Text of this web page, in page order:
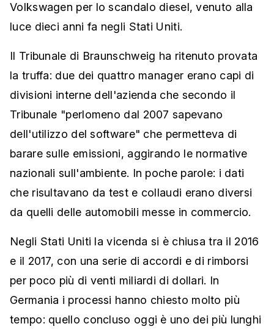
Volkswagen per lo scandalo diesel, venuto alla
luce dieci anni fa negli Stati Uniti.
Il Tribunale di Braunschweig ha ritenuto provata
la truffa: due dei quattro manager erano capi di
divisioni interne dell'azienda che secondo il
Tribunale "perlomeno dal 2007 sapevano
dell'utilizzo del software" che permetteva di
barare sulle emissioni, aggirando le normative
nazionali sull'ambiente. In poche parole: i dati
che risultavano da test e collaudi erano diversi
da quelli delle automobili messe in commercio.
Negli Stati Uniti la vicenda si è chiusa tra il 2016
e il 2017, con una serie di accordi e di rimborsi
per poco più di venti miliardi di dollari. In
Germania i processi hanno chiesto molto più
tempo: quello concluso oggi è uno dei più lunghi